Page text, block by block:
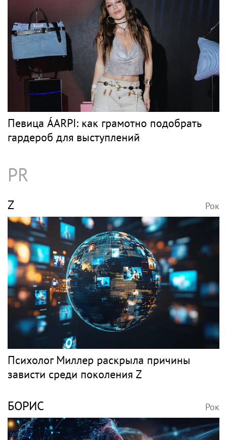
Певица ÁARPI: как грамотно подобрать
гардероб для выступлений
PR
Z Рок
Психолог Миллер раскрыла причины
зависти среди поколения Z
БОРИС Рок